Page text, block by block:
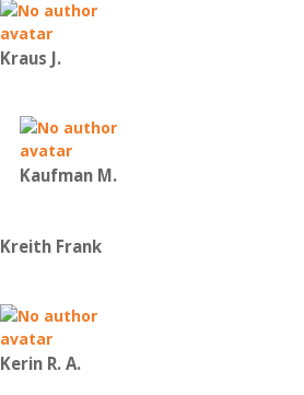
Kraus J.
Kaufman Μ.
Kreith Frank
Kerin R. A.